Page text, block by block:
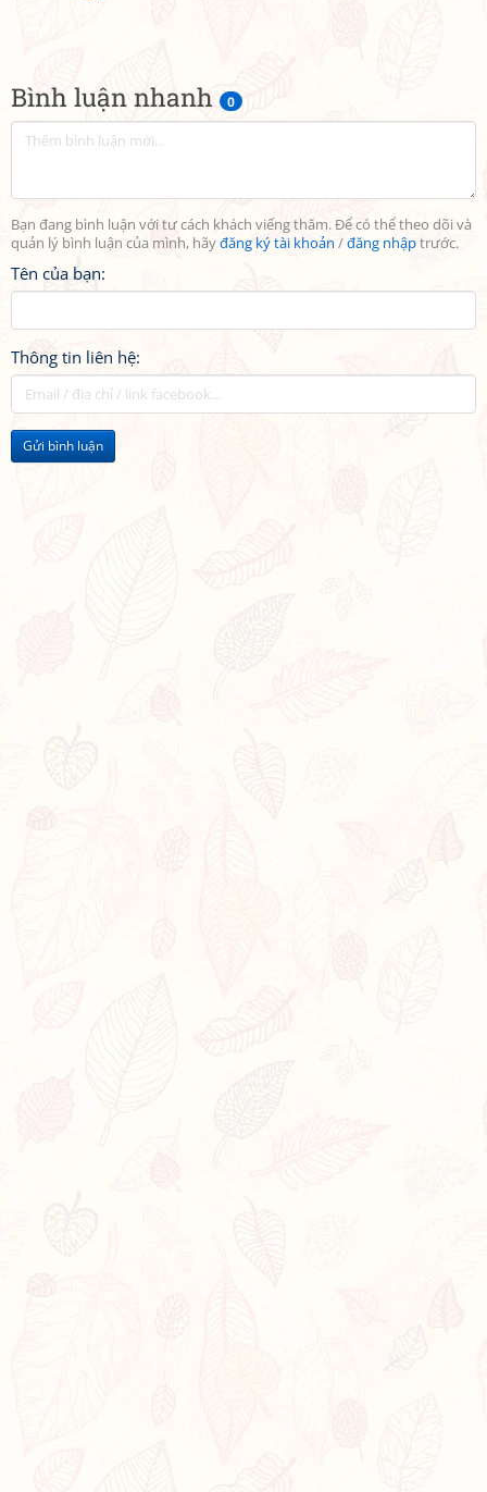
Bình luận nhanh 0
Bạn đang bình luận với tư cách khách viếng thăm. Để có thể theo dõi và
quản lý bình luận của mình, hãyđăng ký tài khoản /đăng nhậptrước.
Tên của bạn:
Thông tin liên hệ:
Gửi bình luận